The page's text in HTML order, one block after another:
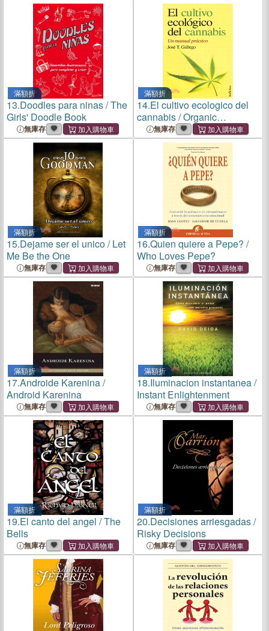
滿額折
13.Doodles para ninas / The
Girls' Doodle Book
無庫存
滿額折
14.El cultivo ecologico del
cannabis / Organic
Cultivation of Cannabis ─
Un Manual Practico / a
Practical Manual
無庫存
滿額折
15.Dejame ser el unico / Let
Me Be the One
無庫存
滿額折
16.Quien quiere a Pepe? /
Who Loves Pepe?
無庫存
滿額折
17.Androide Karenina /
Android Karenina
無庫存
滿額折
18.Iluminacion instantanea /
Instant Enlightenment
無庫存
滿額折
19.El canto del angel / The
Bells
無庫存
滿額折
20.Decisiones arriesgadas /
Risky Decisions
無庫存